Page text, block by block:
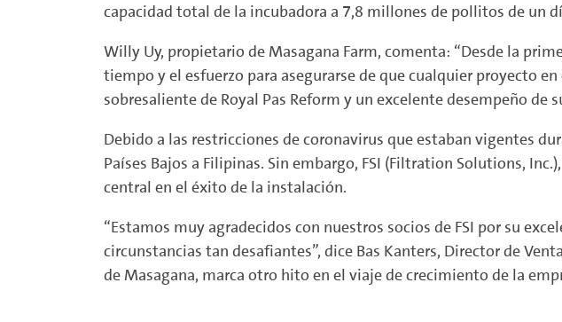
capacidad total de la incubadora a 7,8 millones de pollitos de un
Willy Uy, propietario de Masagana Farm, comenta: “Desde la
tiempo y el esfuerzo para asegurarse de que cualquier proyecto
sobresaliente de Royal Pas Reform y un excelente desempeño de
Debido a las restricciones de coronavirus que estaban vigentes
Países Bajos a Filipinas. Sin embargo, FSI (Filtration Solutions,
central en el éxito de la instalación.
“Estamos muy agradecidos con nuestros socios de FSI por su
circunstancias tan desafiantes”, dice Bas Kanters, Director de
de Masagana, marca otro hito en el viaje de crecimiento de la